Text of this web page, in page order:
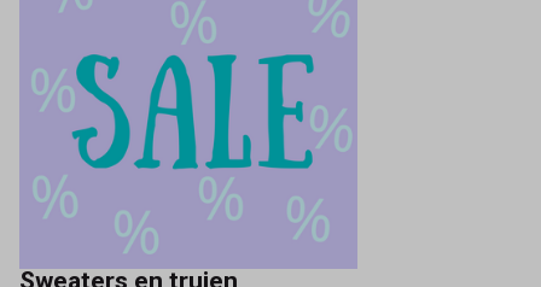
Sweaters en truien